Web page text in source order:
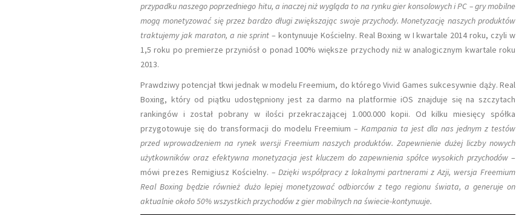
przypadku naszego poprzedniego hitu, a inaczej niż wygląda to na rynku gier konsolowych i PC – gry mobilne
mogą monetyzować się przez bardzo długi zwiększając swoje przychody. Monetyzację naszych produktów
traktujemy jak maraton, a nie sprint– kontynuuje Kościelny. Real Boxing w I kwartale 2014 roku, czyli w
1,5 roku po premierze przyniósł o ponad 100% większe przychody niż w analogicznym kwartale roku
2013.
Prawdziwy potencjał tkwi jednak w modelu Freemium, do którego Vivid Games sukcesywnie dąży. Real
Boxing, który od piątku udostępniony jest za darmo na platformie iOS znajduje się na szczytach
rankingów i został pobrany w ilości przekraczającej 1.000.000 kopii. Od kilku miesięcy spółka
przygotowuje się do transformacji do modelu Freemium– Kampania ta jest dla nas jednym z testów
przed wprowadzeniem na rynek wersji Freemium naszych produktów. Zapewnienie dużej liczby nowych
użytkowników oraz efektywna monetyzacja jest kluczem do zapewnienia spółce wysokich przychodów–
mówi prezes Remigiusz Kościelny. – Dzięki współpracy z lokalnymi partnerami z Azji, wersja Freemium
Real Boxing będzie również dużo lepiej monetyzować odbiorców z tego regionu świata, a generuje on
aktualnie około 50% wszystkich przychodów z gier mobilnych na świecie-kontynuuje.